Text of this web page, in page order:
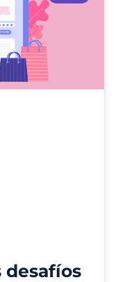
desafíos